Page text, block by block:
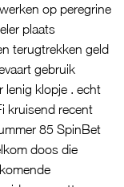
op peregrine
plaats
terugtrekken geld
gebruik
lenig klopje . echt
kruisend recent
85 SpinBet
doos die